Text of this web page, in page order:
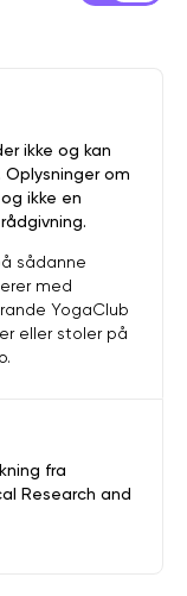
fra
Research and
ikke og kan
om
ikke en
sådanne
med
YogaClub
eller stoler på